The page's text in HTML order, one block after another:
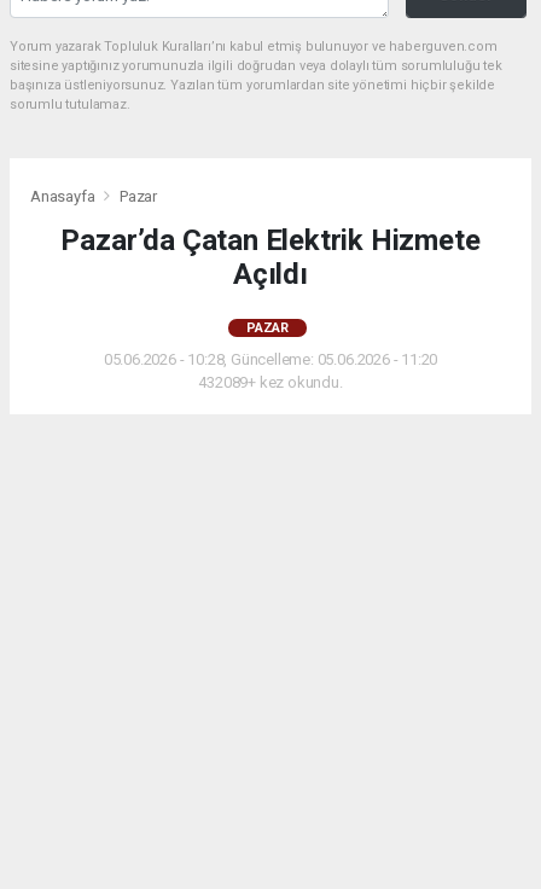
Yorum yazarak Topluluk Kuralları’nı kabul etmiş bulunuyor ve haberguven.com
sitesine yaptığınız yorumunuzla ilgili doğrudan veya dolaylı tüm sorumluluğu tek
başınıza üstleniyorsunuz. Yazılan tüm yorumlardan site yönetimi hiçbir şekilde
sorumlu tutulamaz.
Anasayfa Pazar
Pazar’da Çatan Elektrik Hizmete
Açıldı
PAZAR
05.06.2026 - 10:28, Güncelleme: 05.06.2026 - 11:20
432089+ kez okundu.